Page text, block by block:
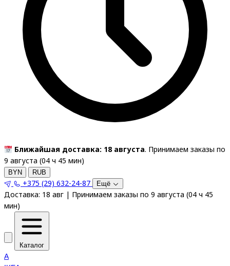
Ближайшая доставка: 18 августа. Принимаем заказы по
9 августа (04 ч 45 мин)
BYN RUB
+375 (29) 632-24-87 Ещё
Доставка: 18 авг | Принимаем заказы по 9 августа (04 ч 45
мин)
Каталог
A